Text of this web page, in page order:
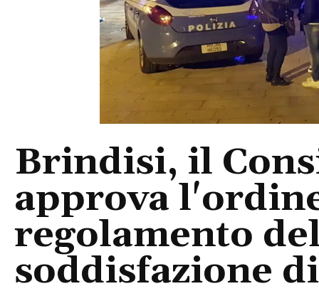
Brindisi, il
approva
regolamento
soddisfazione